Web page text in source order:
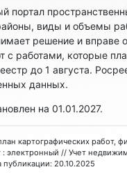
портал
виды и объемы
решение и вправе
с работами, которые
до 1 августа.
данных.
на 01.01.2027.
картографических работ,
// Учет
публикации: 20.10.2025